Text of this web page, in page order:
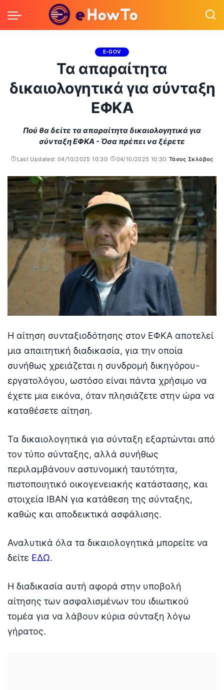
E-GOV
Τα απαραίτητα
δικαιολογητικά για σύνταξη
ΕΦΚΑ
Πού θα δείτε τα απαραίτητα δικαιολογητικά για
σύνταξη ΕΦΚΑ - Όσα πρέπει να ξέρετε
Last Updated: 04/10/2025 10:30 04/10/2025 10:30
Posted
Τάσος Σκλάβος
Η αίτηση συνταξιοδότησης στον ΕΦΚΑ αποτελεί
μια απαιτητική διαδικασία, για την οποία
συνήθως χρειάζεται η συνδρομή δικηγόρου-
εργατολόγου, ωστόσο είναι πάντα χρήσιμο να
έχετε μια εικόνα, όταν πλησιάζετε στην ώρα να
καταθέσετε αίτηση.
Τα δικαιολογητικά για σύνταξη εξαρτώνται από
τον τύπο σύνταξης, αλλά συνήθως
περιλαμβάνουν αστυνομική ταυτότητα,
πιστοποιητικό οικογενειακής κατάστασης, και
στοιχεία IBAN για κατάθεση της σύνταξης,
καθώς και αποδεικτικά ασφάλισης.
Αναλυτικά όλα τα δικαιολογητικά μπορείτε να
δείτε ΕΔΩ.
Η διαδικασία αυτή αφορά στην υποβολή
αίτησης των ασφαλισμένων του ιδιωτικού
τομέα για να λάβουν κύρια σύνταξη λόγω
γήρατος.